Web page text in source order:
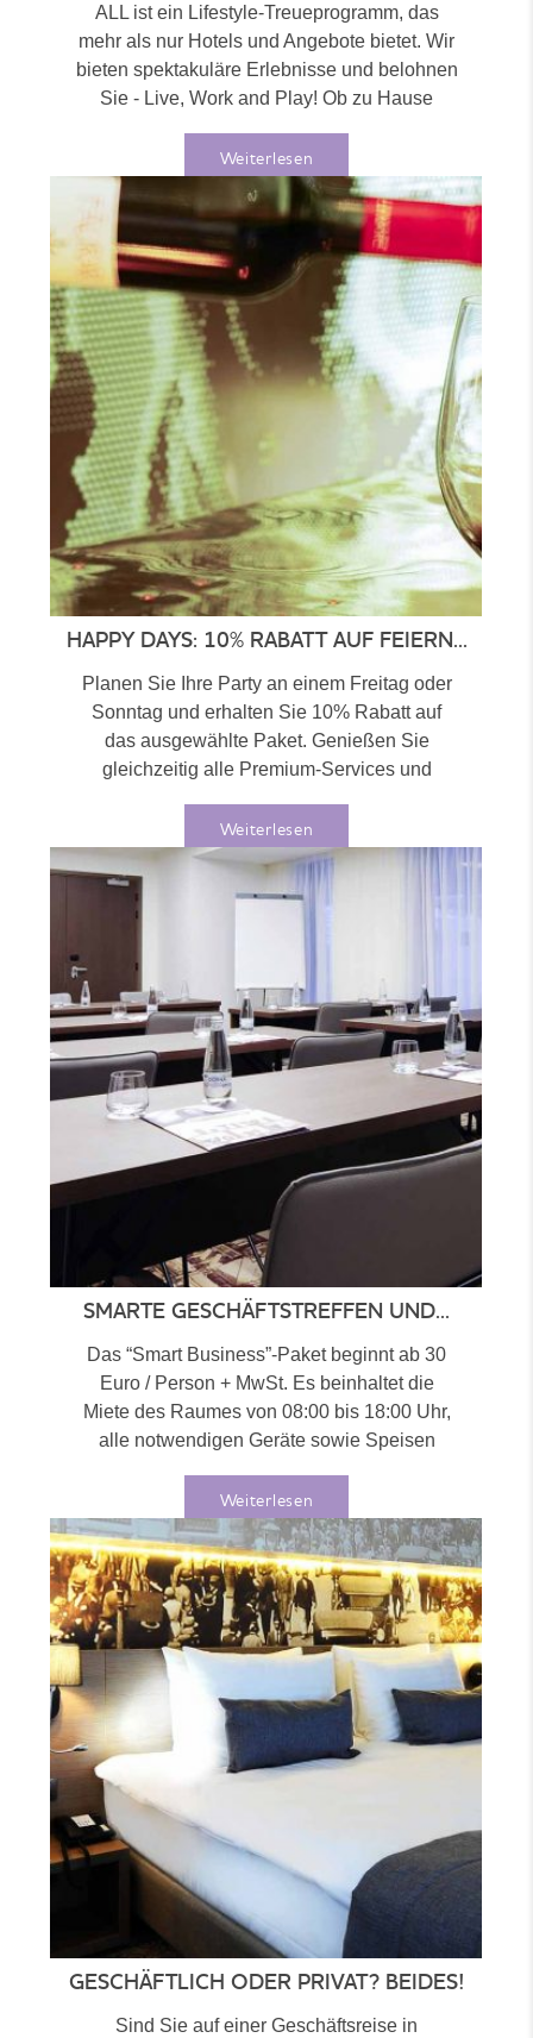
ALL ist ein Lifestyle-Treueprogramm, das
mehr als nur Hotels und Angebote bietet. Wir
bieten spektakuläre Erlebnisse und belohnen
Sie - Live, Work and Play! Ob zu Hause
Weiterlesen
HAPPY DAYS: 10% RABATT AUF FEIERN...
Planen Sie Ihre Party an einem Freitag oder
Sonntag und erhalten Sie 10% Rabatt auf
das ausgewählte Paket. Genießen Sie
gleichzeitig alle Premium-Services und
Weiterlesen
SMARTE GESCHÄFTSTREFFEN UND...
Das “Smart Business”-Paket beginnt ab 30
Euro / Person + MwSt. Es beinhaltet die
Miete des Raumes von 08:00 bis 18:00 Uhr,
alle notwendigen Geräte sowie Speisen
Weiterlesen
GESCHÄFTLICH ODER PRIVAT? BEIDES!
Sind Sie auf einer Geschäftsreise in